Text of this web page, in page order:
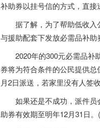
补助券以挂号信的方式，直接
据了解，为了帮助低收入
与援助配套下发放必需品补
2020年的300元必需品补
券将为符合条件的公民提供
月2日派送，若家里没有人签
如果还是不成功，派件
助券有效期至明年12月31日